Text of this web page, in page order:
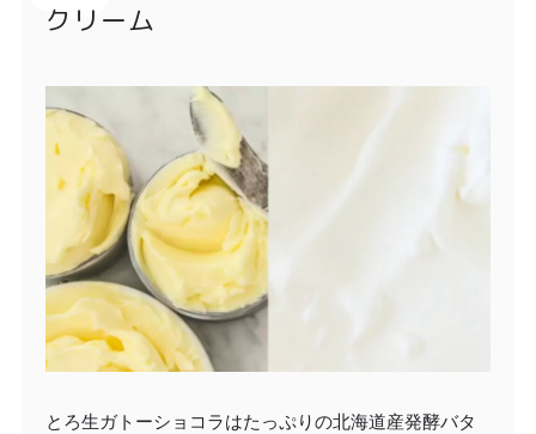
クリーム
とろ生ガトーショコラはたっぷりの北海道産発酵バタ